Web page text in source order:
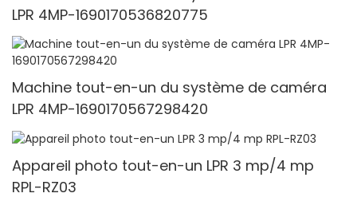
LPR 4MP-1690170536820775
Machine tout-en-un du système de caméra
LPR 4MP-1690170567298420
Appareil photo tout-en-un LPR 3 mp/4 mp
RPL-RZ03